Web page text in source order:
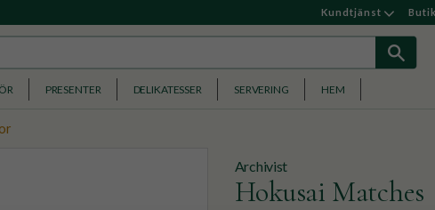
Kundtjänst
PRESENTER DELIKATESSER SERVERING HEM
Archivist
Hokusai Matches